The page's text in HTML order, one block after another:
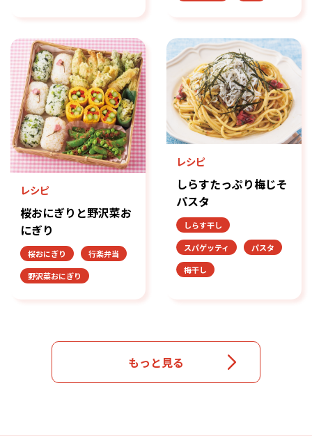
レシピ
桜おにぎりと野沢菜お
にぎり
桜おにぎり
行楽弁当
野沢菜おにぎり
レシピ
しらすたっぷり梅じそ
パスタ
しらす干し
スパゲッティ
パスタ
梅干し
もっと見る